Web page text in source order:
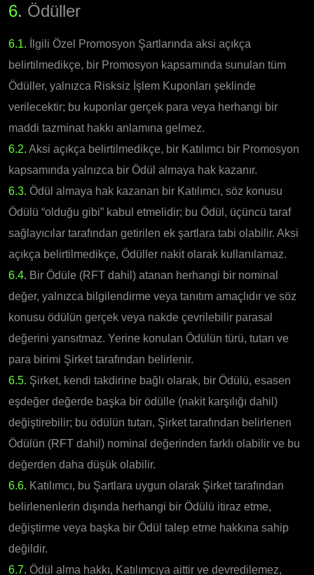
6. Ödüller
6.1. İlgili Özel Promosyon Şartlarında aksi açıkça
belirtilmedikçe, bir Promosyon kapsamında sunulan tüm
Ödüller, yalnızca Risksiz İşlem Kuponları şeklinde
verilecektir; bu kuponlar gerçek para veya herhangi bir
maddi tazminat hakkı anlamına gelmez.
6.2. Aksi açıkça belirtilmedikçe, bir Katılımcı bir Promosyon
kapsamında yalnızca bir Ödül almaya hak kazanır.
6.3. Ödül almaya hak kazanan bir Katılımcı, söz konusu
Ödülü “olduğu gibi” kabul etmelidir; bu Ödül, üçüncü taraf
sağlayıcılar tarafından getirilen ek şartlara tabi olabilir. Aksi
açıkça belirtilmedikçe, Ödüller nakit olarak kullanılamaz.
6.4. Bir Ödüle (RFT dahil) atanan herhangi bir nominal
değer, yalnızca bilgilendirme veya tanıtım amaçlıdır ve söz
konusu ödülün gerçek veya nakde çevrilebilir parasal
değerini yansıtmaz. Yerine konulan Ödülün türü, tutarı ve
para birimi Şirket tarafından belirlenir.
6.5. Şirket, kendi takdirine bağlı olarak, bir Ödülü, esasen
eşdeğer değerde başka bir ödülle (nakit karşılığı dahil)
değiştirebilir; bu ödülün tutarı, Şirket tarafından belirlenen
Ödülün (RFT dahil) nominal değerinden farklı olabilir ve bu
değerden daha düşük olabilir.
6.6. Katılımcı, bu Şartlara uygun olarak Şirket tarafından
belirlenenlerin dışında herhangi bir Ödülü itiraz etme,
değiştirme veya başka bir Ödül talep etme hakkına sahip
değildir.
6.7. Ödül alma hakkı, Katılımcıya aittir ve devredilemez,